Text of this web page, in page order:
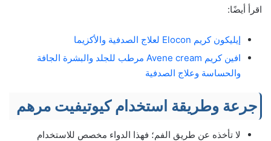
اقرأ أيضًا:
إيليكون كريم Elocon لعلاج الصدفية والأكزيما
افين كريم Avene cream مرطب للجلد والبشرة الجافة
والحساسة وعلاج الصدفية
جرعة وطريقة استخدام كيوتيفيت مرهم
لا تأخذه عن طريق الفم؛ فهذا الدواء مخصص للاستخدام